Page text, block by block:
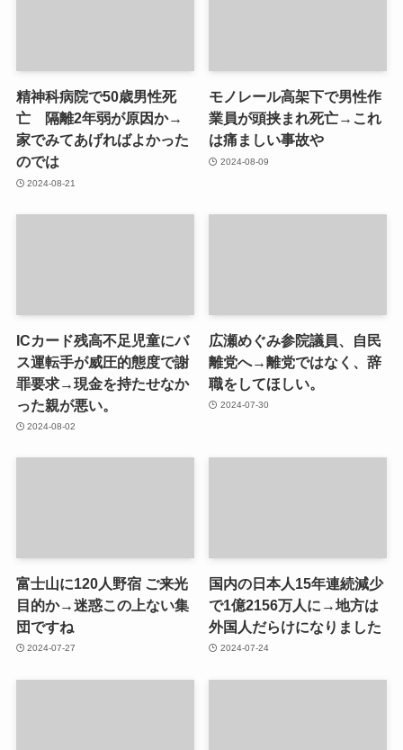
精神科病院で50歳男性死
亡 隔離2年弱が原因か→
家でみてあげればよかった
のでは
2024-08-21
モノレール高架下で男性作
業員が頭挟まれ死亡→これ
は痛ましい事故や
2024-08-09
ICカード残高不足児童にバ
ス運転手が威圧的態度で謝
罪要求→現金を持たせなか
った親が悪い。
2024-08-02
広瀬めぐみ参院議員、自民
離党へ→離党ではなく、辞
職をしてほしい。
2024-07-30
富士山に120人野宿 ご来光
目的か→迷惑この上ない集
団ですね
2024-07-27
国内の日本人15年連続減少
で1億2156万人に→地方は
外国人だらけになりました
2024-07-24